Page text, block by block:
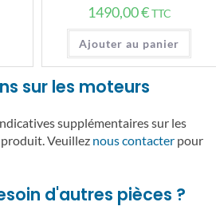
1490,00€TTC
Ajouter au panier
sur les moteurs
supplémentaires sur les
Veuillez nous contacter pour
d'autres pièces ?